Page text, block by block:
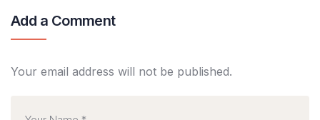
Add a Comment
Your email address will not be published.